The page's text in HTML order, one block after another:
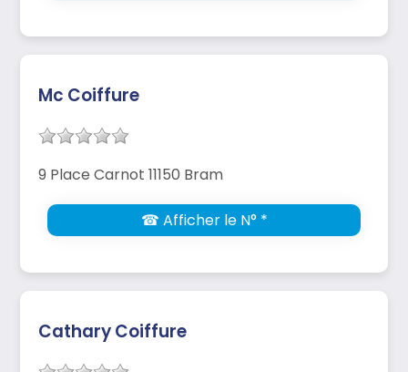
Mc Coiffure
9 Place Carnot 11150 Bram
☎ Afficher le N° *
Cathary Coiffure